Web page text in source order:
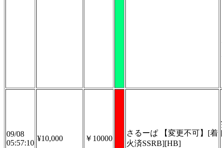
09/08
05:57:10
¥10,000 ￥10000
さるーぱ 【変更不可】[着
火済SSRB][HB]